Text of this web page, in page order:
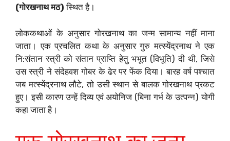
(गोरखनाथ मठ) स्थित है।
लोककथाओं के अनुसार गोरखनाथ का जन्म सामान्य नहीं माना
जाता। एक प्रचलित कथा के अनुसार गुरु मत्स्येंद्रनाथ ने एक
नि:संतान स्त्री को संतान प्राप्ति हेतु भभूत (विभूति) दी थी, जिसे
उस स्त्री ने संदेहवश गोबर के ढेर पर फेंक दिया। बारह वर्ष पश्चात
जब मत्स्येंद्रनाथ लौटे, तो उसी स्थान से बालक गोरखनाथ प्रकट
हुए। इसी कारण उन्हें दिव्य एवं अयोनिज (बिना गर्भ के उत्पन्न) योगी
कहा जाता है।